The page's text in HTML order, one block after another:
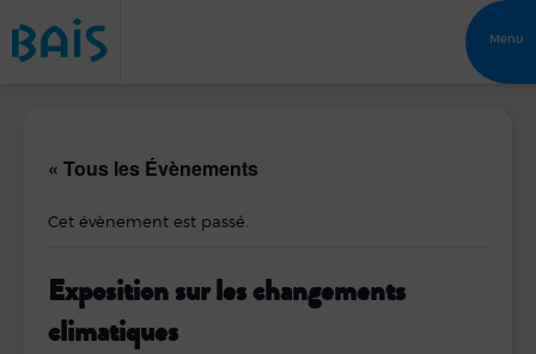
Menu
« Tous les Évènements
Cet évènement est passé.
Exposition sur les changements
climatiques